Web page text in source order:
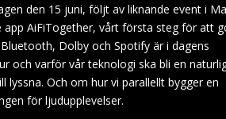
den 15 juni, följt av liknande event i
AiFiTogether, vårt första steg för att
Dolby och Spotify är i dagens
och varför vår teknologi ska bli en
Och om hur vi parallellt bygger en
för ljudupplevelser.